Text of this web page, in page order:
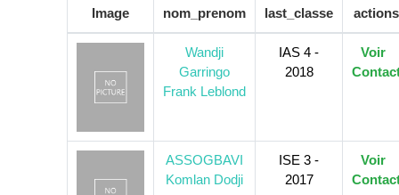
Image nom_prenom last_classe actions
Wandji
Garringo
Frank Leblond
IAS 4 -
2018
Voir
ASSOGBAVI
Komlan Dodji
ISE 3 -
2017
Voir